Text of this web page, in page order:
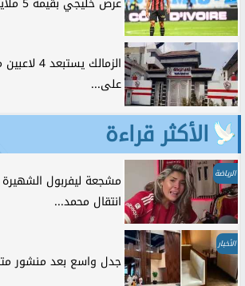
الزمالك
على...
الأكثر قراءة
الرياضة
مشجعة ليفربول الشهيرة
انتقال محمد...
الأخبار
جدل واسع بعد منشور